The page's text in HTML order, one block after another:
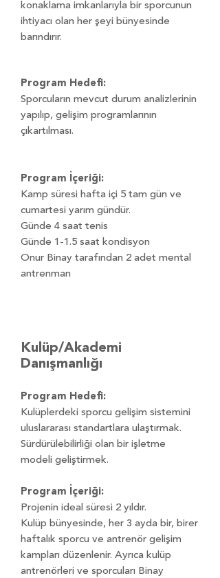
konaklama imkanlarıyla bir sporcunun
ihtiyacı olan her şeyi bünyesinde
barındırır.
Program Hedefi:
Sporcuların mevcut durum analizlerinin
yapılıp, gelişim programlarının
çıkartılması.
Program İçeriği:
Kamp süresi hafta içi 5 tam gün ve
cumartesi yarım gündür.
Günde 4 saat tenis
Günde 1-1.5 saat kondisyon
Onur Binay tarafından 2 adet mental
antrenman
Kulüp/Akademi
Danışmanlığı
Program Hedefi:
Kulüplerdeki sporcu gelişim sistemini
uluslararası standartlara ulaştırmak.
Sürdürülebilirliği olan bir işletme
modeli geliştirmek.
Program İçeriği:
Projenin ideal süresi 2 yıldır.
Kulüp bünyesinde, her 3 ayda bir, birer
haftalık sporcu ve antrenör gelişim
kampları düzenlenir. Ayrıca kulüp
antrenörleri ve sporcuları Binay